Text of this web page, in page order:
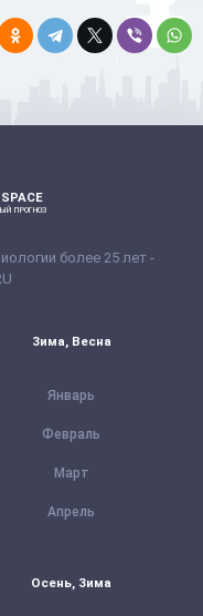
ПРОГНОЗ
более 25 лет -
Зима, Весна
Январь
Февраль
Март
Апрель
Осень, Зима